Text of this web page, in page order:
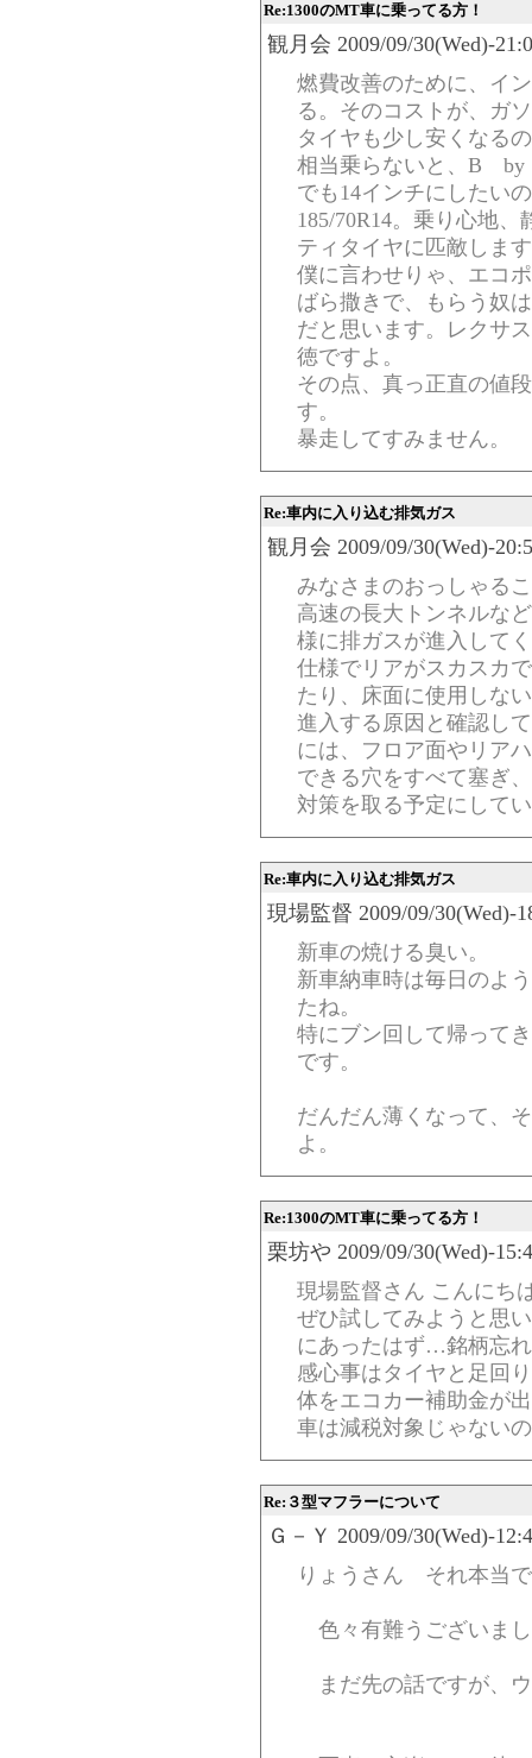
Re:1300のMT車に乗ってる方！
観月会 2009/09/30(Wed)-
燃費改善のために、イ
る。そのコストが、ガ
タイヤも少し安くなる
相当乗らないと、B by
でも14インチにしたい
185/70R14。乗り心地
ティタイヤに匹敵しま
僕に言わせりゃ、エコ
ばら撒きで、もらう奴
だと思います。レクサ
徳ですよ。
その点、真っ正直の値
す。
暴走してすみません。
Re:車内に入り込む排気ガス
観月会 2009/09/30(Wed)-
みなさまのおっしゃる
高速の長大トンネルな
様に排ガスが進入して
仕様でリアがスカスカ
たり、床面に使用しな
進入する原因と確認し
には、フロア面やリア
できる穴をすべて塞ぎ
対策を取る予定にして
Re:車内に入り込む排気ガス
現場監督 2009/09/30(Wed)-
新車の焼ける臭い。
新車納車時は毎日のよ
たね。
特にブン回して帰って
です。
だんだん薄くなって、
よ。
Re:1300のMT車に乗ってる方！
栗坊や 2009/09/30(Wed)-
現場監督さん こんにち
ぜひ試してみようと思
にあったはず…銘柄忘
感心事はタイヤと足回
体をエコカー補助金が
車は減税対象じゃない
Re:３型マフラーについて
Ｇ－Ｙ 2009/09/30(Wed)-
りょうさん それ本当
色々有難うございま
まだ先の話ですが、